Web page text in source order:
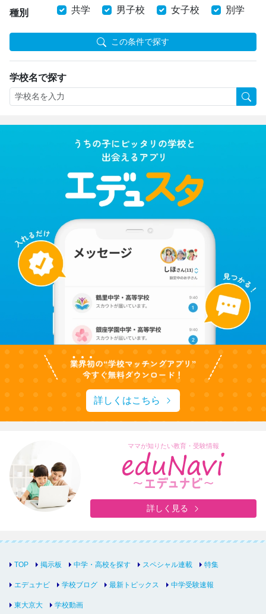
種別 共学 男子校 女子校 別学
この条件で探す
学校名で探す
詳しくはこちら
ママが知りたい教育・受験情報
詳しく見る
TOP 掲示板 中学・高校を探す スペシャル連載 特集
エデュナビ 学校ブログ 最新トピックス 中学受験速報
東大京大 学校動画